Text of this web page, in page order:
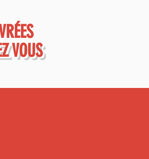
VOUS